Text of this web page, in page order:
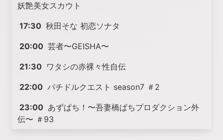
妖艶美女スカウト
17:30 秋田そな 初恋ソナタ
20:00 芸者〜GEISHA〜
21:30 ワタシの赤裸々性自伝
22:00 パチドルクエスト season7 ＃2
23:00 あずぱち！〜吾妻橋ぱちプロダクション外
伝〜 ＃93